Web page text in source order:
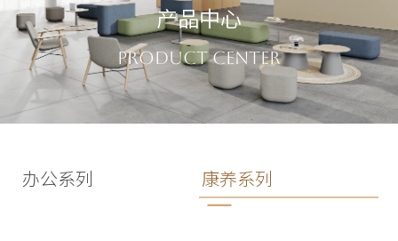
产品中心
Product Center
办公系列 康养系列